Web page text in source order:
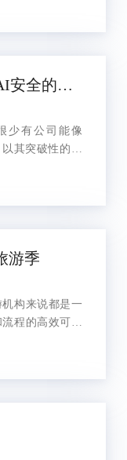
DeepSeek遭受网络攻击：AI安全的一记警钟
少有公司能像
其突破性的进
原因登上了头
游季
构来说都是一
程的高效可靠
收入和巩固客